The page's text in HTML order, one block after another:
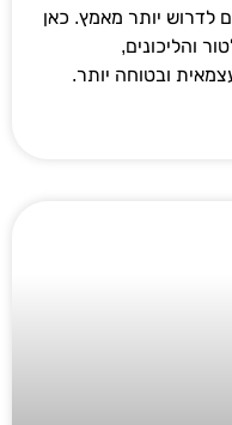
לדרוש יותר מאמץ. כאן
והליכונים,
ובטוחה יותר.